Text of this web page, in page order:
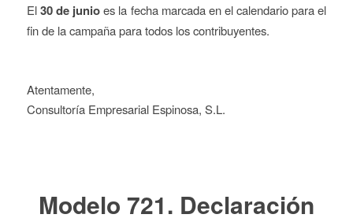
El30 de junioes la fecha marcada en el calendario para el
fin de la campaña para todos los contribuyentes.
Atentamente,
Consultoría Empresarial Espinosa, S.L.
Modelo 721. Declaración